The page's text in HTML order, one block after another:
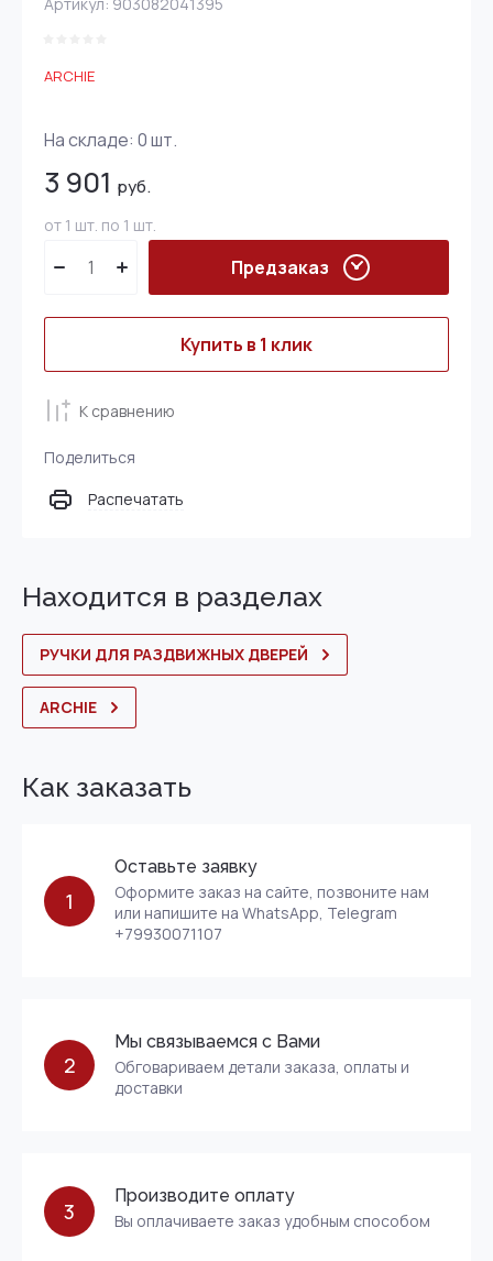
ARCHIE
На складе: 0шт.
3 901 руб.
от 1 шт. по 1 шт.
Предзаказ
Купить в 1 клик
К сравнению
Поделиться
Распечатать
Находится в разделах
РУЧКИ ДЛЯ РАЗДВИЖНЫХ ДВЕРЕЙ
ARCHIE
Как заказать
1
Оставьте заявку
Оформите заказ на сайте, позвоните нам
или напишите на WhatsApp, Telegram
+79930071107
2
Мы связываемся с Вами
Обговариваем детали заказа, оплаты и
доставки
3
Производите оплату
Вы оплачиваете заказ удобным способом